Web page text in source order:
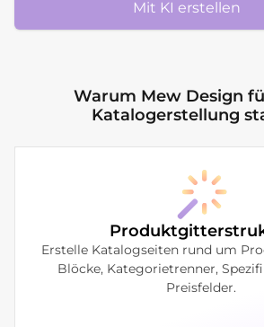
Mit KI erstellen
Warum Mew Design
Katalogerstellung
Erstelle Katalogseiten rund um
Blöcke, Kategorietrenner,
Preisfelder.